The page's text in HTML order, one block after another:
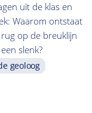
uit de klas en
Waarom ontstaat
op de breuklijn
slenk?
geoloog